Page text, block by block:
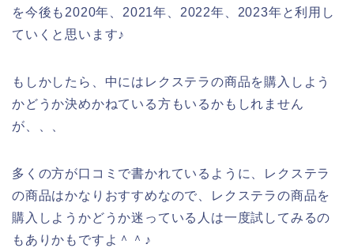
を今後も2020年、2021年、2022年、2023年と利用し
ていくと思います♪
もしかしたら、中にはレクステラの商品を購入しよう
かどうか決めかねている方もいるかもしれません
が、、、
多くの方が口コミで書かれているように、レクステラ
の商品はかなりおすすめなので、レクステラの商品を
購入しようかどうか迷っている人は一度試してみるの
もありかもですよ＾＾♪